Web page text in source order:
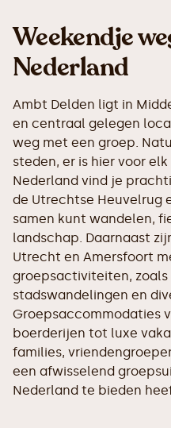
Weekendje
Nederland
Ambt Delden ligt in
en centraal gelegen
weg met een groep.
steden, er is hier voor
Nederland vind je
de Utrechtse Heuvelrug
samen kunt wandelen,
landschap. Daarnaast
Utrecht en Amersfoort
groepsactiviteiten, zoals
stadswandelingen en
Groepsaccommodaties
boerderijen tot luxe
families,
een afwisselend
Nederland te bieden